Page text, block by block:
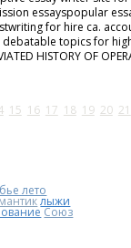
essayspopular
for hire ca.
topics for
HISTORY OF
15 16 17 18 19 20 21
лето
лыжи
Союз